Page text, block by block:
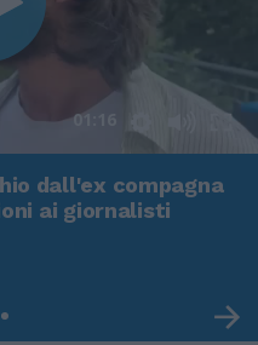
01:16
dall'ex compagna
ai giornalisti